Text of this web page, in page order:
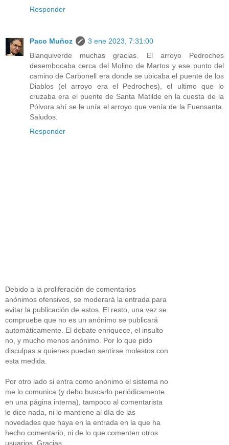
Responder
Paco Muñoz
3 ene 2023, 7:31:00
Blanquiverde muchas gracias. El arroyo Pedroches
desembocaba cerca del Molino de Martos y ese punto del
camino de Carbonell era donde se ubicaba el puente de los
Diablos (el arroyo era el Pedroches), el ultimo que lo
cruzaba era el puente de Santa Matilde en la cuesta de la
Pólvora ahí se le unía el arroyo que venía de la Fuensanta.
Saludos.
Responder
Debido a la proliferación de comentarios
anónimos ofensivos, se moderará la entrada para
evitar la publicación de estos. El resto, una vez se
compruebe que no es un anónimo se publicará
automáticamente. El debate enriquece, el insulto
no, y mucho menos anónimo. Por lo que pido
disculpas a quienes puedan sentirse molestos con
esta medida.
Por otro lado si entra como anónimo el sistema no
me lo comunica (y debo buscarlo periódicamente
en una página interna), tampoco al comentarista
le dice nada, ni lo mantiene al día de las
novedades que haya en la entrada en la que ha
hecho comentario, ni de lo que comenten otros
usuarios. Gracias